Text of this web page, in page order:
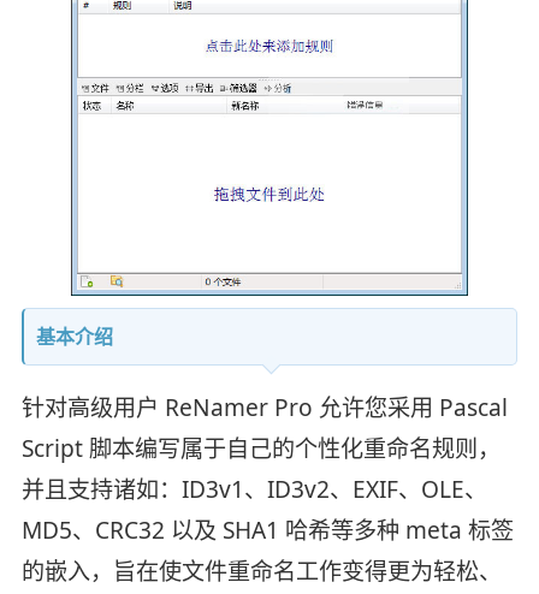
基本介绍
针对高级用户 ReNamer Pro 允许您采用 Pascal
Script 脚本编写属于自己的个性化重命名规则，
并且支持诸如：ID3v1、ID3v2、EXIF、OLE、
MD5、CRC32 以及 SHA1 哈希等多种 meta 标签
的嵌入，旨在使文件重命名工作变得更为轻松、